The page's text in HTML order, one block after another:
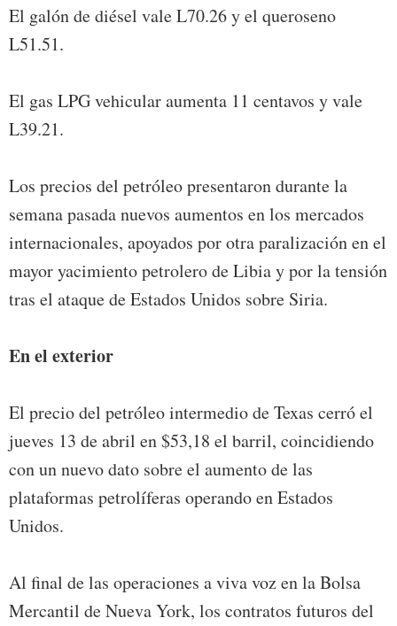
El galón de diésel vale L70.26 y el queroseno
L51.51.
El gas LPG vehicular aumenta 11 centavos y vale
L39.21.
Los precios del petróleo presentaron durante la
semana pasada nuevos aumentos en los mercados
internacionales, apoyados por otra paralización en el
mayor yacimiento petrolero de Libia y por la tensión
tras el ataque de Estados Unidos sobre Siria.
En el exterior
El precio del petróleo intermedio de Texas cerró el
jueves 13 de abril en $53,18 el barril, coincidiendo
con un nuevo dato sobre el aumento de las
plataformas petrolíferas operando en Estados
Unidos.
Al final de las operaciones a viva voz en la Bolsa
Mercantil de Nueva York, los contratos futuros del